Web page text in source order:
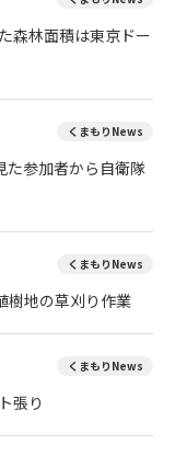
森林面積は東京ドー
くまもりNews
参加者から自衛隊
くまもりNews
樹地の草刈り作業
くまもりNews
張り